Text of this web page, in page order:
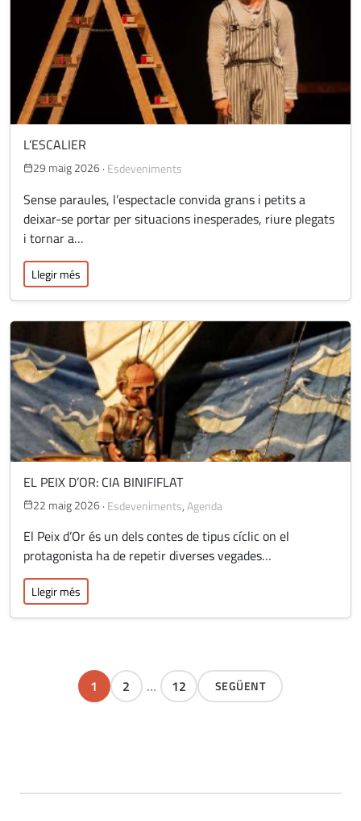
L’ESCALIER
29 maig 2026· Esdeveniments
Sense paraules, l’espectacle convida grans i petits a
deixar-se portar per situacions inesperades, riure plegats
i tornar a…
Llegir més
EL PEIX D’OR: CIA BINIFIFLAT
22 maig 2026· Esdeveniments, Agenda
El Peix d’Or és un dels contes de tipus cíclic on el
protagonista ha de repetir diverses vegades…
Llegir més
Página
1 Página
2 … Página
12 SEGÜENT